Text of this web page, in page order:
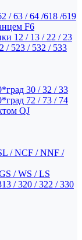
/ 63 / 64 /618 /619
F6
12 / 13 / 22 / 23
/ 523 / 532 / 533
30 / 32 / 33
72 / 73 / 74
QJ
/ NCF / NNF /
/ WS / LS
/ 320 / 322 / 330